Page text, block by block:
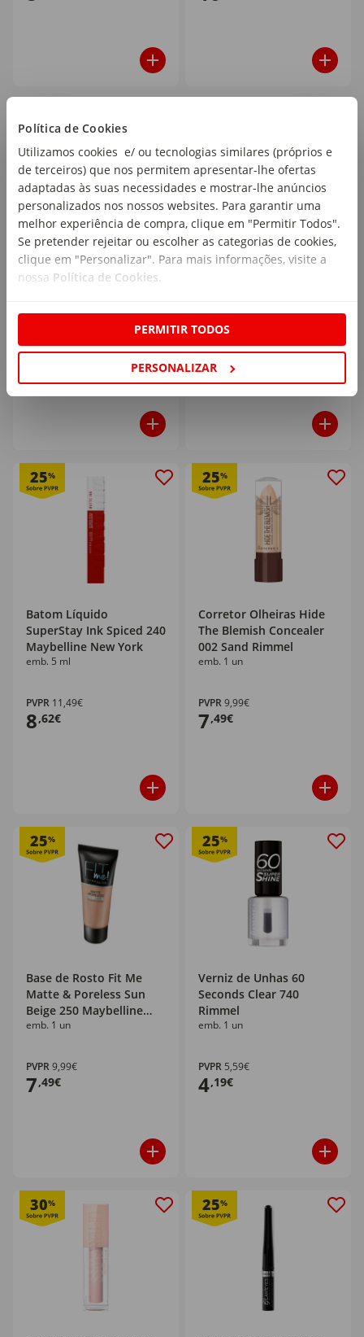
Política de Cookies
Utilizamos cookies e/ ou tecnologias similares (próprios e
de terceiros) que nos permitem apresentar-lhe ofertas
adaptadas às suas necessidades e mostrar-lhe anúncios
personalizados nos nossos websites. Para garantir uma
melhor experiência de compra, clique em "Permitir Todos".
Se pretender rejeitar ou escolher as categorias de cookies,
clique em "Personalizar". Para mais informações, visite a
nossa Política de Cookies.
PERMITIR TODOS
PERSONALIZAR
Coloração Permanente
Sobrancelhas Brow Tint
Castanho Claro Syoss
10,86€
Gel de Sobrancelhas
Glued 4 Brows&Edges
5,99€
25%
Batom Líquido
SuperStay Ink Spiced 240
Maybelline New York
emb. 5 ml
PVPR 11,49€
8,62€
25%
Corretor Olheiras Hide
The Blemish Concealer
002 Sand Rimmel
emb. 1 un
PVPR9,99€
7,49€
25%
Base de Rosto Fit Me
Matte & Poreless Sun
Beige 250 Maybelline
New York
emb. 1 un
PVPR9,99€
7,49€
25%
Verniz de Unhas 60
Seconds Clear 740
Rimmel
emb. 1 un
PVPR 5,59€
4,19€
30% 25%